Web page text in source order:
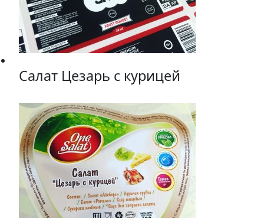
Салат Цезарь с курицей